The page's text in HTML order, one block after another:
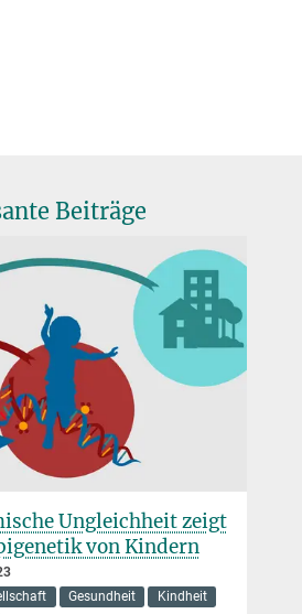
Berlin
Human Development, Berlin
zeigt sich in der
Familien aufwachsen, weisen
mit einer schlechteren Gesundheit in
der zugrundeliegenden Studie
JAMA Pediatrics veröffentlicht.
Beiträge
Ungleichheit zeigt
von Kindern
Gesundheit
Kindheit